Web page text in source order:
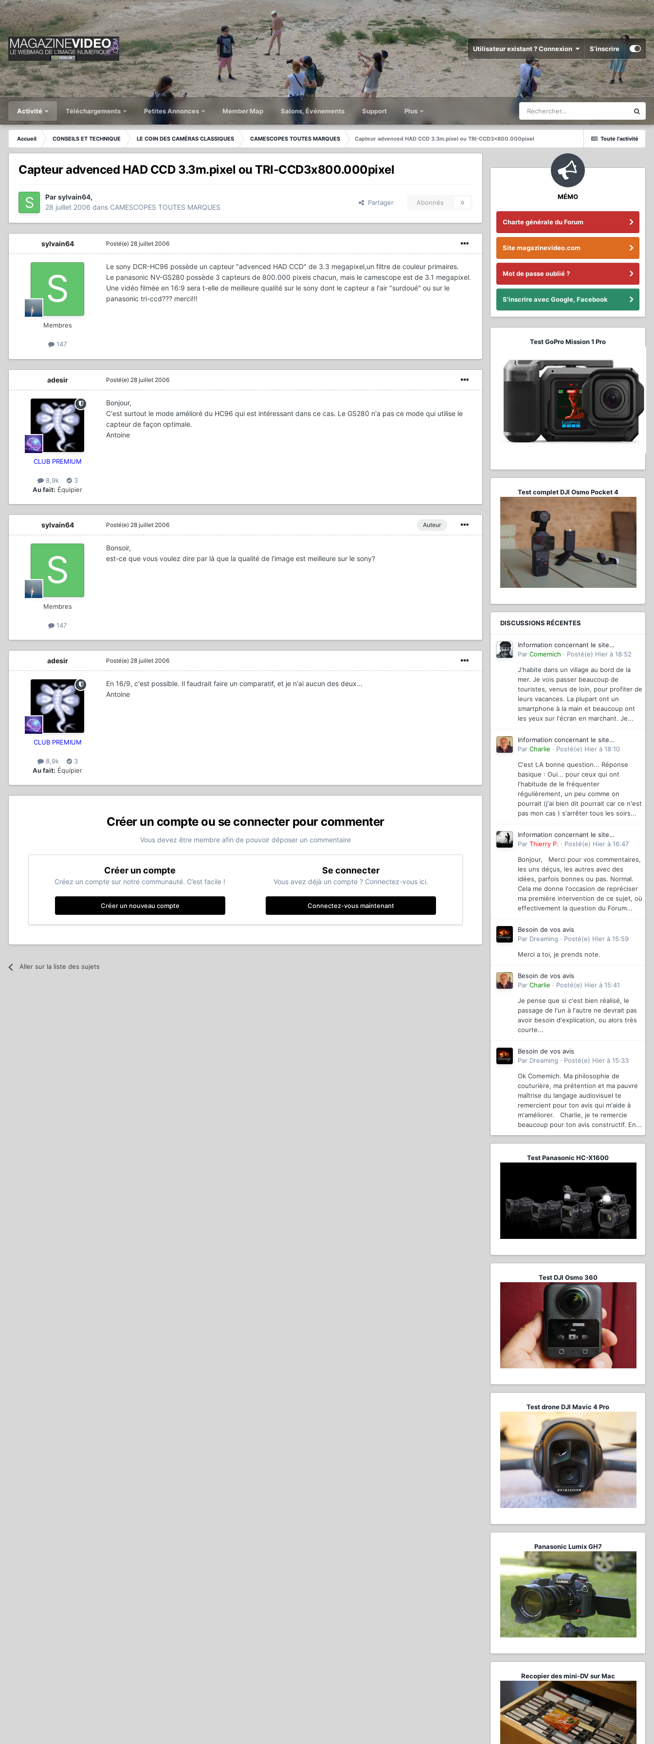
Utilisateur existant ? Connexion S’inscrire
Activité Téléchargements Petites Annonces Member Map Salons, Événements Support Plus
Toute l’activité
Accueil CONSEILS ET TECHNIQUE LE COIN DES CAMÉRAS CLASSIQUES CAMESCOPES TOUTES MARQUES Capteur advenced HAD CCD 3.3m.pixel ou TRI-CCD3x800.000pixel
Capteur advenced HAD CCD 3.3m.pixel ou TRI-CCD3x800.000pixel
Parsylvain64,
28 juillet 2006 dans CAMESCOPES TOUTES MARQUES
Partager Abonnés 0
sylvain64
Membres
147
Posté(e) 28 juillet 2006
Le sony DCR-HC96 possède un capteur "advenced HAD CCD" de 3.3 megapixel,un filtre de couleur primaires.
Le panasonic NV-GS280 possède 3 capteurs de 800.000 pixels chacun, mais le camescope est de 3.1 megapixel.
Une vidéo filmée en 16:9 sera t-elle de meilleure qualité sur le sony dont le capteur a l'air "surdoué" ou sur le
panasonic tri-ccd??? merci!!!
adesir
CLUB PREMIUM
8,9k
3
Au fait: Équipier
Posté(e) 28 juillet 2006
Bonjour,
C'est surtout le mode amélioré du HC96 qui est intéressant dans ce cas. Le GS280 n'a pas ce mode qui utilise le
capteur de façon optimale.
Antoine
sylvain64
Membres
147
Auteur
Posté(e) 28 juillet 2006
Bonsoir,
est-ce que vous voulez dire par là que la qualité de l'image est meilleure sur le sony?
adesir
CLUB PREMIUM
8,9k
3
Au fait: Équipier
Posté(e) 28 juillet 2006
En 16/9, c'est possible. Il faudrait faire un comparatif, et je n'ai aucun des deux...
Antoine
Créer un compte ou se connecter pour commenter
Vous devez être membre afin de pouvoir déposer un commentaire
Créer un compte
Créez un compte sur notre communauté. C’est facile !
Créer un nouveau compte
Se connecter
Vous avez déjà un compte ? Connectez-vous ici.
Connectez-vous maintenant
Aller sur la liste des sujets
MÉMO
Charte générale du Forum
Site magazinevideo.com
Mot de passe oublié ?
S'inscrire avec Google, Facebook
Test GoPro Mission 1 Pro
Test complet DJI Osmo Pocket 4
DISCUSSIONS RÉCENTES
Information concernant le site
magazinevideo
Par Comemich · Posté(e) Hier à 18:52
J'habite dans un village au bord de la
mer. Je vois passer beaucoup de
touristes, venus de loin, pour profiter de
leurs vacances. La plupart ont un
smartphone à la main et beaucoup ont
les yeux sur l'écran en marchant. Je...
Information concernant le site
magazinevideo
Par Charlie · Posté(e) Hier à 18:10
C'est LA bonne question... Réponse
basique : Oui... pour ceux qui ont
l'habitude de le fréquenter
régulièrement, un peu comme on
pourrait (j'ai bien dit pourrait car ce n'est
pas mon cas ) s'arrêter tous les soirs...
Information concernant le site
magazinevideo
Par Thierry P. · Posté(e) Hier à 16:47
Bonjour, Merci pour vos commentaires,
les uns déçus, les autres avec des
idées, parfois bonnes ou pas. Normal.
Cela me donne l'occasion de repréciser
ma première intervention de ce sujet, où
effectivement la question du Forum...
Besoin de vos avis
Par Dreaming · Posté(e) Hier à 15:59
Merci a toi, je prends note.
Besoin de vos avis
Par Charlie · Posté(e) Hier à 15:41
Je pense que si c'est bien réalisé, le
passage de l'un à l'autre ne devrait pas
avoir besoin d'explication, ou alors très
courte...
Besoin de vos avis
Par Dreaming · Posté(e) Hier à 15:33
Ok Comemich. Ma philosophie de
couturière, ma prétention et ma pauvre
maîtrise du langage audiovisuel te
remercient pour ton avis qui m'aide à
m'améliorer. Charlie, je te remercie
beaucoup pour ton avis constructif. En...
Test Panasonic HC-X1600
Test DJI Osmo 360
Test drone DJI Mavic 4 Pro
Panasonic Lumix GH7
Recopier des mini-DV sur Mac